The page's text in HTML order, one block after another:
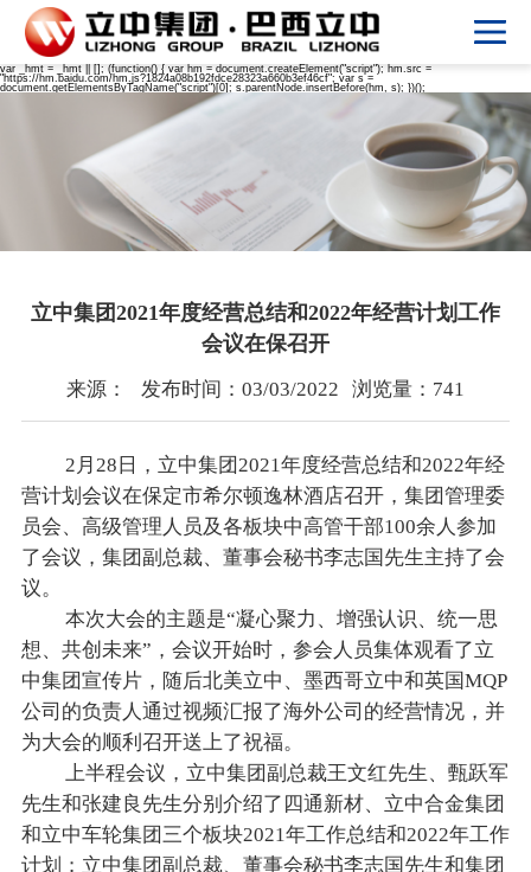
var _hmt = _hmt || []; (function() { var hm = document.createElement("script"); hm.src =
"https://hm.baidu.com/hm.js?1824a08b192fdce28323a660b3ef46cf"; var s =
document.getElementsByTagName("script")[0]; s.parentNode.insertBefore(hm, s); })();
立中集团2021年度经营总结和2022年经营计划工作
会议在保召开
来源： 发布时间：03/03/2022 浏览量：741
2月28日，立中集团2021年度经营总结和2022年经
营计划会议在保定市希尔顿逸林酒店召开，集团管理委
员会、高级管理人员及各板块中高管干部100余人参加
了会议，集团副总裁、董事会秘书李志国先生主持了会
议。
本次大会的主题是“凝心聚力、增强认识、统一思
想、共创未来”，会议开始时，参会人员集体观看了立
中集团宣传片，随后北美立中、墨西哥立中和英国MQP
公司的负责人通过视频汇报了海外公司的经营情况，并
为大会的顺利召开送上了祝福。
上半程会议，立中集团副总裁王文红先生、甄跃军
先生和张建良先生分别介绍了四通新材、立中合金集团
和立中车轮集团三个板块2021年工作总结和2022年工作
计划；立中集团副总裁、董事会秘书李志国先生和集团